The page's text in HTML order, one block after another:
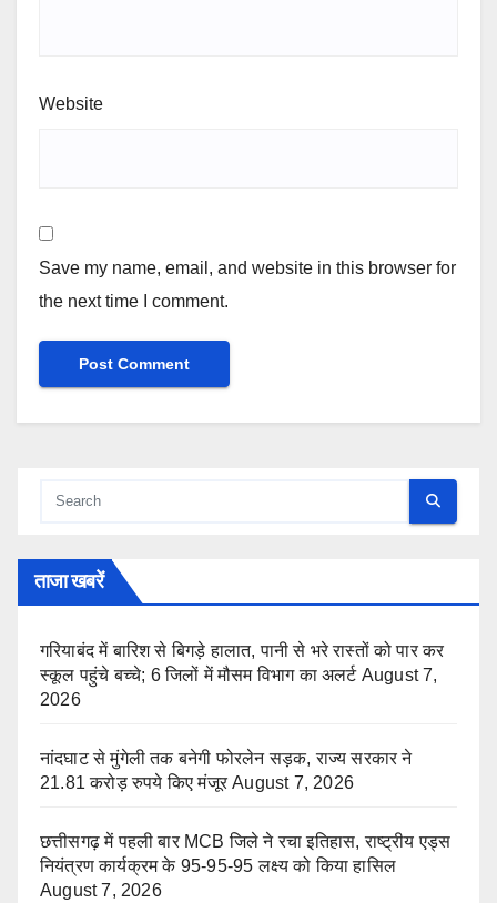
Website
Save my name, email, and website in this browser for
the next time I comment.
ताजा खबरें
गरियाबंद में बारिश से बिगड़े हालात, पानी से भरे रास्तों को पार कर
स्कूल पहुंचे बच्चे; 6 जिलों में मौसम विभाग का अलर्ट August 7,
2026
नांदघाट से मुंगेली तक बनेगी फोरलेन सड़क, राज्य सरकार ने
21.81 करोड़ रुपये किए मंजूर August 7, 2026
छत्तीसगढ़ में पहली बार MCB जिले ने रचा इतिहास, राष्ट्रीय एड्स
नियंत्रण कार्यक्रम के 95-95-95 लक्ष्य को किया हासिल
August 7, 2026